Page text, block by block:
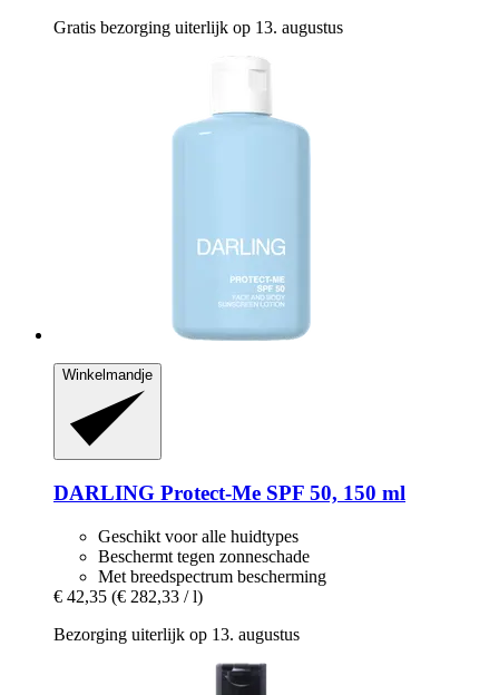
Gratis bezorging uiterlijk op 13. augustus
Winkelmandje
DARLING Protect-​Me SPF 50, 150 ml
Geschikt voor alle huidtypes
Beschermt tegen zonneschade
Met breedspectrum bescherming
€ 42,35 (€ 282,33 / l)
Bezorging uiterlijk op 13. augustus